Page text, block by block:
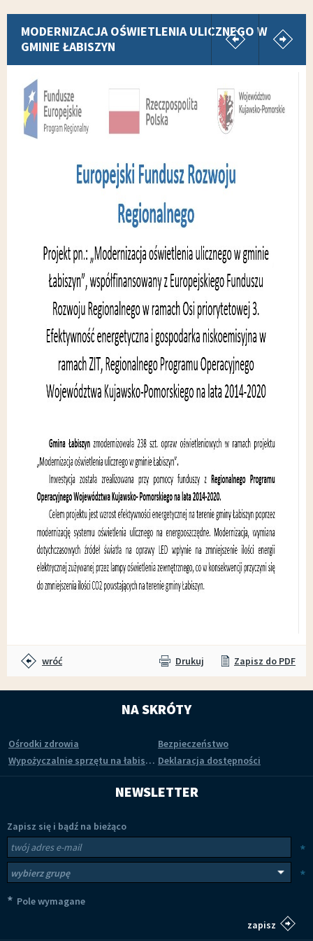
MODERNIZACJA OŚWIETLENIA ULICZNEGO W
GMINIE ŁABISZYN
wróć Drukuj Zapisz do PDF
NA SKRÓTY
Ośrodki zdrowia
Bezpieczeństwo
Wypożyczalnie sprzętu na łabiszyńskiej wyspie Deklaracja dostępności
NEWSLETTER
Zapisz się i bądź na bieżąco
Newsletter
*
*
* Pole wymagane